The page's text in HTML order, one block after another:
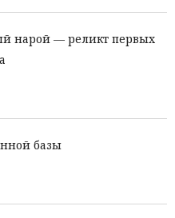
нарой — реликт первых
базы